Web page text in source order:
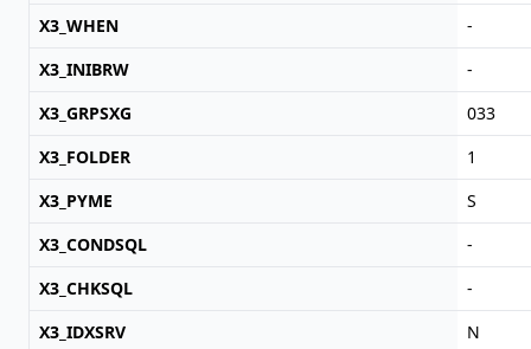
X3_WHEN
-
X3_INIBRW
-
X3_GRPSXG
033
X3_FOLDER
1
X3_PYME
S
X3_CONDSQL
-
X3_CHKSQL
-
X3_IDXSRV
N